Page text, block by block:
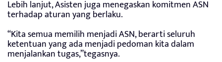
Lebih lanjut, Asisten juga menegaskan komitmen ASN
terhadap aturan yang berlaku.
“Kita semua memilih menjadi ASN, berarti seluruh
ketentuan yang ada menjadi pedoman kita dalam
menjalankan tugas,”tegasnya.